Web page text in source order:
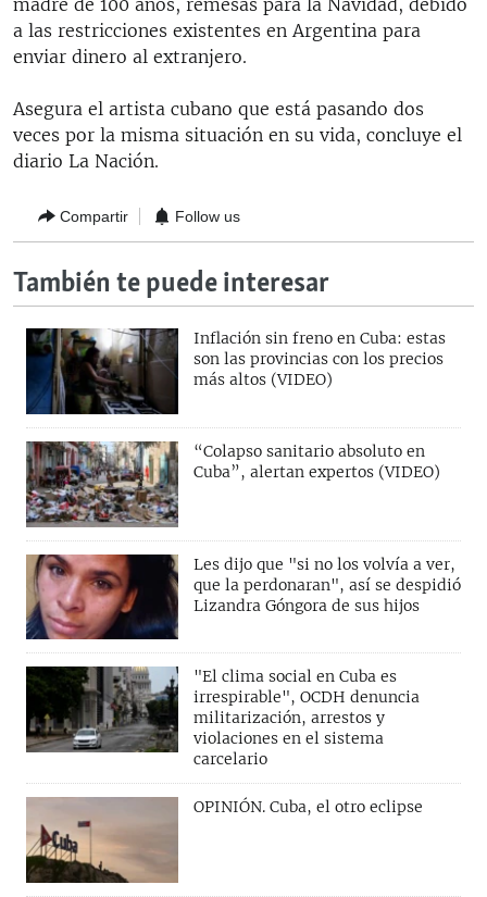
madre de 100 años, remesas para la Navidad, debido
a las restricciones existentes en Argentina para
enviar dinero al extranjero.
Asegura el artista cubano que está pasando dos
veces por la misma situación en su vida, concluye el
diario La Nación.
Compartir Follow us
También te puede interesar
Inflación sin freno en Cuba: estas
son las provincias con los precios
más altos (VIDEO)
“Colapso sanitario absoluto en
Cuba”, alertan expertos (VIDEO)
Les dijo que "si no los volvía a ver,
que la perdonaran", así se despidió
Lizandra Góngora de sus hijos
"El clima social en Cuba es
irrespirable", OCDH denuncia
militarización, arrestos y
violaciones en el sistema
carcelario
OPINIÓN. Cuba, el otro eclipse